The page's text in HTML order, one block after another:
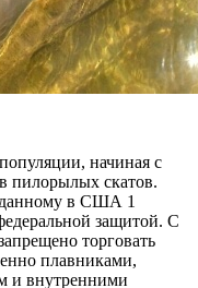
начиная с
пилорылых скатов.
данному в США 1
защитой. С
торговать
плавниками,
и внутренними